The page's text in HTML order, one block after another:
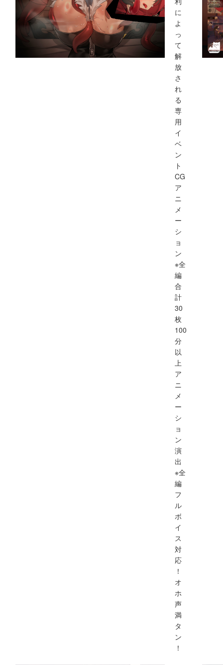
に
よ
っ
て
解
放
さ
れ
る
専
用
イ
ベ
ン
ト
CG
ア
ニ
メ
ー
シ
ョ
ン
※全
編
合
計
30
枚
100
分
以
上
ア
ニ
メ
ー
シ
ョ
ン
演
出
※全
編
フ
ル
ボ
イ
ス
対
応
！
オ
ホ
声
満
タ
ン
！